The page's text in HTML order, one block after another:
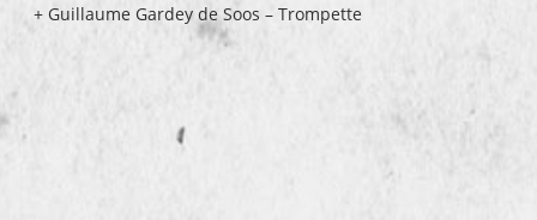
+ Guillaume Gardey de Soos – Trompette